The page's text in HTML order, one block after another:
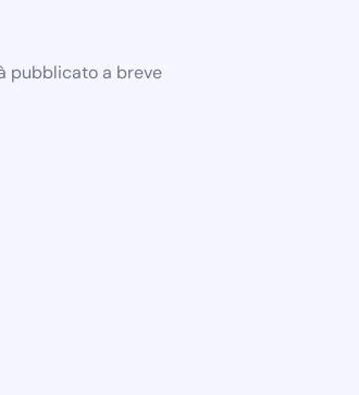
pubblicato a breve